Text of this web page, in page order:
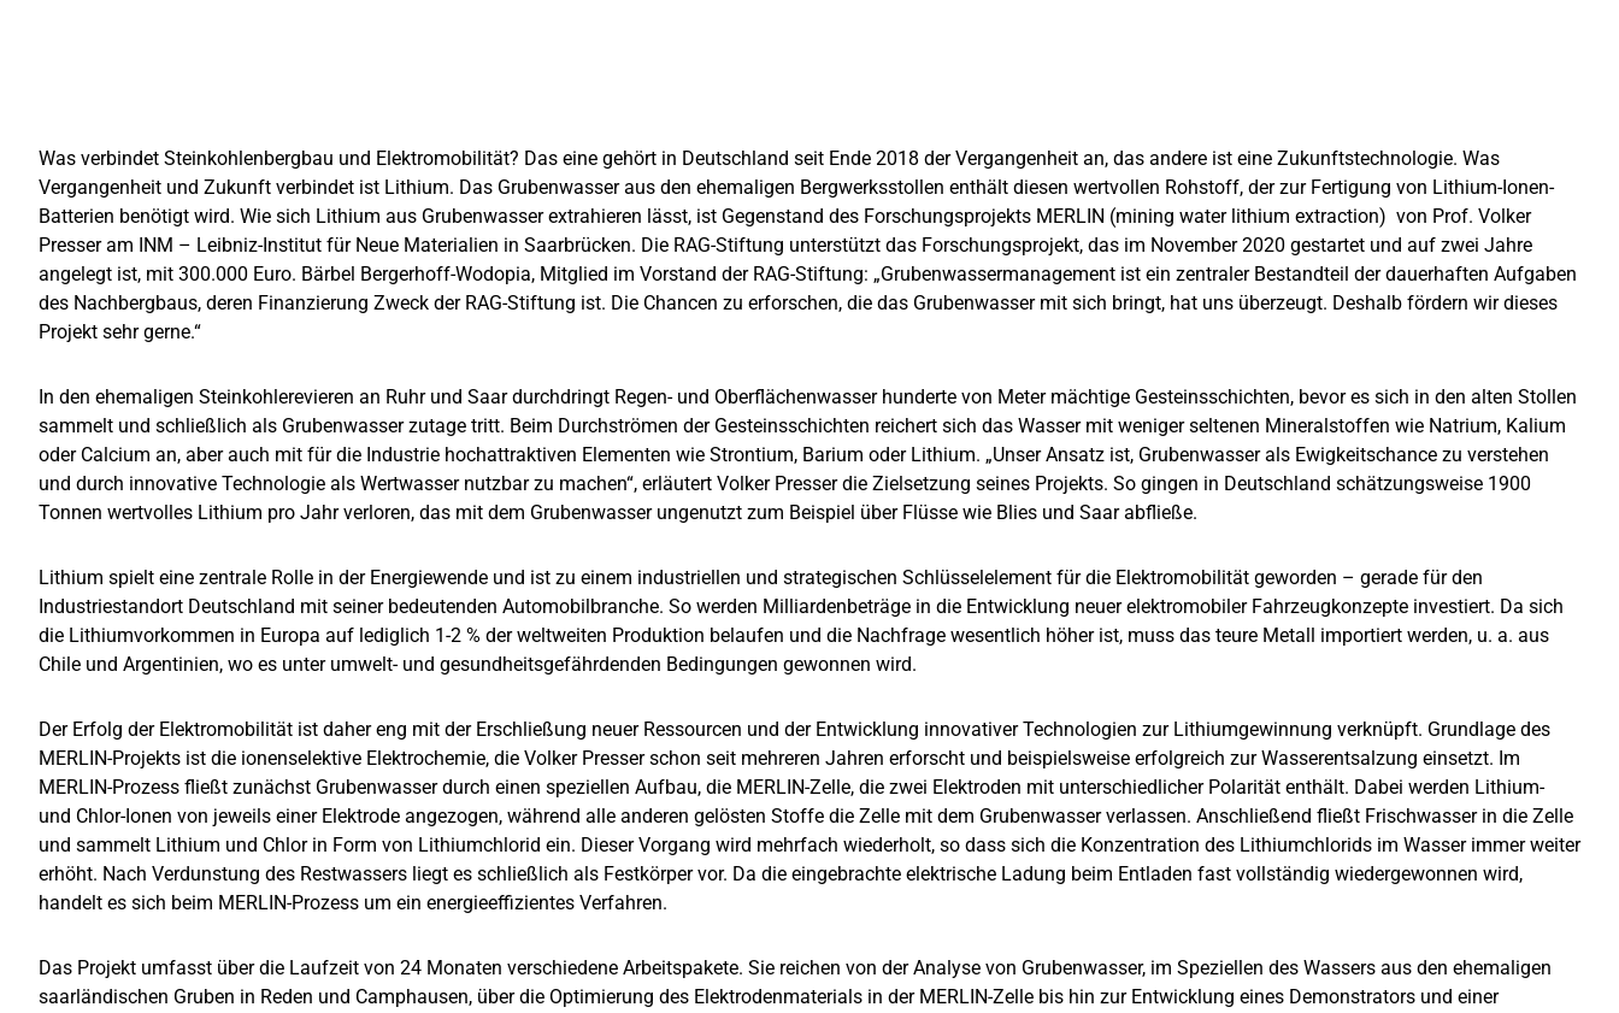
Was verbindet Steinkohlenbergbau und Elektromobilität? Das eine gehört in Deutschland seit Ende 2018 der Vergangenheit an, das andere ist eine Zukunftstechnologie. Was
Vergangenheit und Zukunft verbindet ist Lithium. Das Grubenwasser aus den ehemaligen Bergwerksstollen enthält diesen wertvollen Rohstoff, der zur Fertigung von Lithium-Ionen-
Batterien benötigt wird. Wie sich Lithium aus Grubenwasser extrahieren lässt, ist Gegenstand des Forschungsprojekts MERLIN (mining water lithium extraction) von Prof. Volker
Presser am INM – Leibniz-Institut für Neue Materialien in Saarbrücken. Die RAG-Stiftung unterstützt das Forschungsprojekt, das im November 2020 gestartet und auf zwei Jahre
angelegt ist, mit 300.000 Euro. Bärbel Bergerhoff-Wodopia, Mitglied im Vorstand der RAG-Stiftung: „Grubenwassermanagement ist ein zentraler Bestandteil der dauerhaften Aufgaben
des Nachbergbaus, deren Finanzierung Zweck der RAG-Stiftung ist. Die Chancen zu erforschen, die das Grubenwasser mit sich bringt, hat uns überzeugt. Deshalb fördern wir dieses
Projekt sehr gerne.“
In den ehemaligen Steinkohlerevieren an Ruhr und Saar durchdringt Regen- und Oberflächenwasser hunderte von Meter mächtige Gesteinsschichten, bevor es sich in den alten Stollen
sammelt und schließlich als Grubenwasser zutage tritt. Beim Durchströmen der Gesteinsschichten reichert sich das Wasser mit weniger seltenen Mineralstoffen wie Natrium, Kalium
oder Calcium an, aber auch mit für die Industrie hochattraktiven Elementen wie Strontium, Barium oder Lithium. „Unser Ansatz ist, Grubenwasser als Ewigkeitschance zu verstehen
und durch innovative Technologie als Wertwasser nutzbar zu machen“, erläutert Volker Presser die Zielsetzung seines Projekts. So gingen in Deutschland schätzungsweise 1900
Tonnen wertvolles Lithium pro Jahr verloren, das mit dem Grubenwasser ungenutzt zum Beispiel über Flüsse wie Blies und Saar abfließe.
Lithium spielt eine zentrale Rolle in der Energiewende und ist zu einem industriellen und strategischen Schlüsselelement für die Elektromobilität geworden – gerade für den
Industriestandort Deutschland mit seiner bedeutenden Automobilbranche. So werden Milliardenbeträge in die Entwicklung neuer elektromobiler Fahrzeugkonzepte investiert. Da sich
die Lithiumvorkommen in Europa auf lediglich 1-2 % der weltweiten Produktion belaufen und die Nachfrage wesentlich höher ist, muss das teure Metall importiert werden, u. a. aus
Chile und Argentinien, wo es unter umwelt- und gesundheitsgefährdenden Bedingungen gewonnen wird.
Der Erfolg der Elektromobilität ist daher eng mit der Erschließung neuer Ressourcen und der Entwicklung innovativer Technologien zur Lithiumgewinnung verknüpft. Grundlage des
MERLIN-Projekts ist die ionenselektive Elektrochemie, die Volker Presser schon seit mehreren Jahren erforscht und beispielsweise erfolgreich zur Wasserentsalzung einsetzt. Im
MERLIN-Prozess fließt zunächst Grubenwasser durch einen speziellen Aufbau, die MERLIN-Zelle, die zwei Elektroden mit unterschiedlicher Polarität enthält. Dabei werden Lithium-
und Chlor-Ionen von jeweils einer Elektrode angezogen, während alle anderen gelösten Stoffe die Zelle mit dem Grubenwasser verlassen. Anschließend fließt Frischwasser in die Zelle
und sammelt Lithium und Chlor in Form von Lithiumchlorid ein. Dieser Vorgang wird mehrfach wiederholt, so dass sich die Konzentration des Lithiumchlorids im Wasser immer weiter
erhöht. Nach Verdunstung des Restwassers liegt es schließlich als Festkörper vor. Da die eingebrachte elektrische Ladung beim Entladen fast vollständig wiedergewonnen wird,
handelt es sich beim MERLIN-Prozess um ein energieeffizientes Verfahren.
Das Projekt umfasst über die Laufzeit von 24 Monaten verschiedene Arbeitspakete. Sie reichen von der Analyse von Grubenwasser, im Speziellen des Wassers aus den ehemaligen
saarländischen Gruben in Reden und Camphausen, über die Optimierung des Elektrodenmaterials in der MERLIN-Zelle bis hin zur Entwicklung eines Demonstrators und einer